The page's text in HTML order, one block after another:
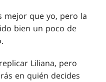
mejor que yo, pero la
bien un poco de
Liliana, pero
en quién decides